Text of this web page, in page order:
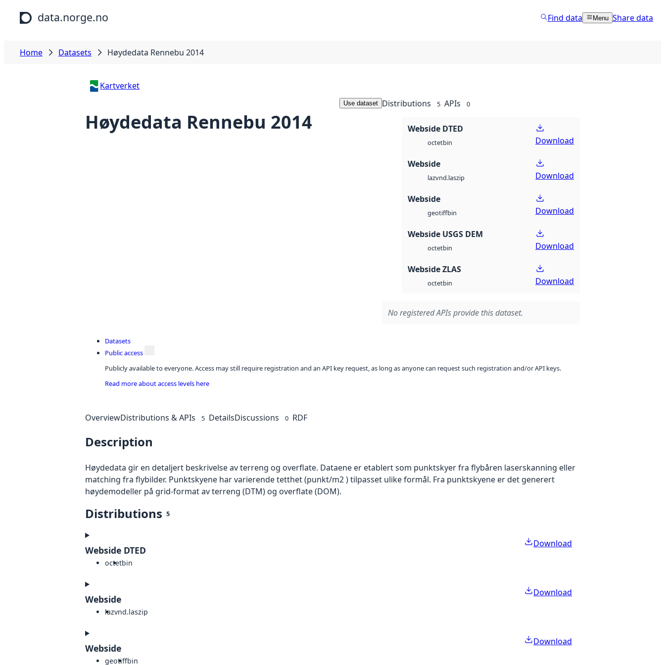
Skip to main content
data.norge.no Find data Menu Share data
Home Datasets Høydedata Rennebu 2014
Kartverket
Høydedata Rennebu 2014
Use dataset Distributions 5 APIs 0
Webside DTED
octetbin Download
Webside
lazvnd.laszip Download
Webside
geotiffbin Download
Webside USGS DEM
octetbin Download
Webside ZLAS
octetbin Download
No registered APIs provide this dataset.
Datasets
Public access
Publicly available to everyone. Access may still require registration and an API key request, as long as anyone can request such registration and/or API keys.
Read more about access levels here
OverviewDistributions & APIs 5 DetailsDiscussions 0 RDF
Description
Høydedata gir en detaljert beskrivelse av terreng og overflate. Dataene er etablert som punktskyer fra flybåren laserskanning eller
matching fra flybilder. Punktskyene har varierende tetthet (punkt/m2 ) tilpasset ulike formål. Fra punktskyene er det generert
høydemodeller på grid-format av terreng (DTM) og overflate (DOM).
Distributions 5
Webside DTED
octetbin
Download
Webside
lazvnd.laszip
Download
Webside
geotiffbin
Download